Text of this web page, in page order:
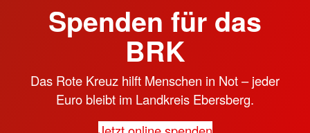
Spenden für das
BRK
Das Rote Kreuz hilft Menschen in Not – jeder
Euro bleibt im Landkreis Ebersberg.